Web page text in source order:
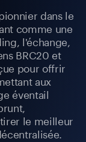
dans le
comme une
l'échange,
BRC20 et
pour offrir
aux
éventail
le meilleur